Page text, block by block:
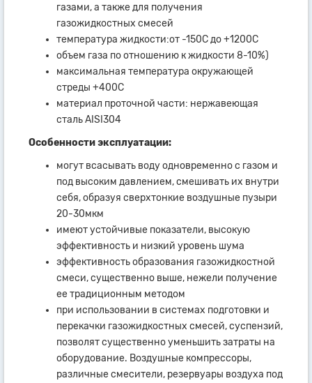
газами, а также для получения
газожидкостных смесей
температура жидкости:от -150С до +1200С
объем газа по отношению к жидкости 8-10%)
максимальная температура окружающей
стреды +400С
материал проточной части: нержавеющая
сталь AISI304
Особенности эксплуатации:
могут всасывать воду одновременно с газом и
под высоким давлением, смешивать их внутри
себя, образуя сверхтонкие воздушные пузыри
20-30мкм
имеют устойчивые показатели, высокую
эффективность и низкий уровень шума
эффективность образования газожидкостной
смеси, существенно выше, нежели получение
ее традиционным методом
при использовании в системах подготовки и
перекачки газожидкостных смесей, суспензий,
позволят существенно уменьшить затраты на
оборудование. Воздушные компрессоры,
различные смесители, резервуары воздуха под